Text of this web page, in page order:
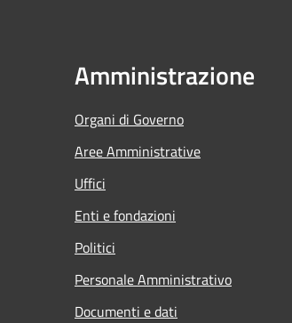
Amministrazione
Organi di Governo
Aree Amministrative
Uffici
Enti e fondazioni
Politici
Personale Amministrativo
Documenti e dati